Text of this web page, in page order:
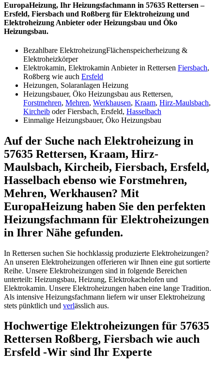
EuropaHeizung, Ihr Heizungsfachmann in 57635 Rettersen –
Ersfeld, Fiersbach und Roßberg für Elektroheizung und
Elektroheizung Anbieter oder Heizungsbau und Öko
Heizungsbau.
Bezahlbare ElektroheizungFlächenspeicherheizung &
Elektroheizkörper
Elektrokamin, Elektrokamin Anbieter in Rettersen Fiersbach,
Roßberg wie auch Ersfeld
Heizungen, Solaranlagen Heizung
Heizungsbauer, Öko Heizungsbau aus Rettersen,
Forstmehren, Mehren, Werkhausen, Kraam, Hirz-Maulsbach,
Kircheib oder Fiersbach, Ersfeld, Hasselbach
Einmalige Heizungsbauer, Öko Heizungsbau
Auf der Suche nach Elektroheizung in
57635 Rettersen, Kraam, Hirz-
Maulsbach, Kircheib, Fiersbach, Ersfeld,
Hasselbach ebenso wie Forstmehren,
Mehren, Werkhausen? Mit
EuropaHeizung haben Sie den perfekten
Heizungsfachmann für Elektroheizungen
in Ihrer Nähe gefunden.
In Rettersen suchen Sie hochklassig produzierte Elektroheizungen?
An unseren Elektroheizungen offerieren wir Ihnen eine gut sortierte
Reihe. Unsere Elektroheizungen sind in folgende Bereichen
unterteilt: Heizungsbau, Heizung, Elektrokachelofen und
Elektrokamin. Unsere Elektroheizungen haben eine lange Tradition.
Als intensive Heizungsfachmann liefern wir unser Elektroheizung
stets pünktlich und verlässlich aus.
Hochwertige Elektroheizungen für 57635
Rettersen Roßberg, Fiersbach wie auch
Ersfeld -Wir sind Ihr Experte